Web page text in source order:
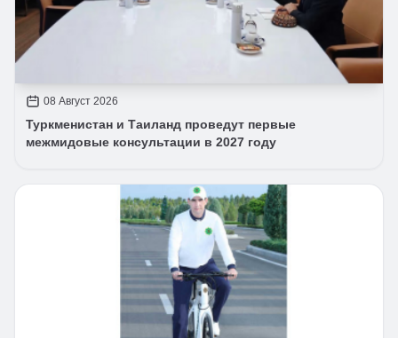
08 Август 2026
Туркменистан и Таиланд проведут первые
межмидовые консультации в 2027 году